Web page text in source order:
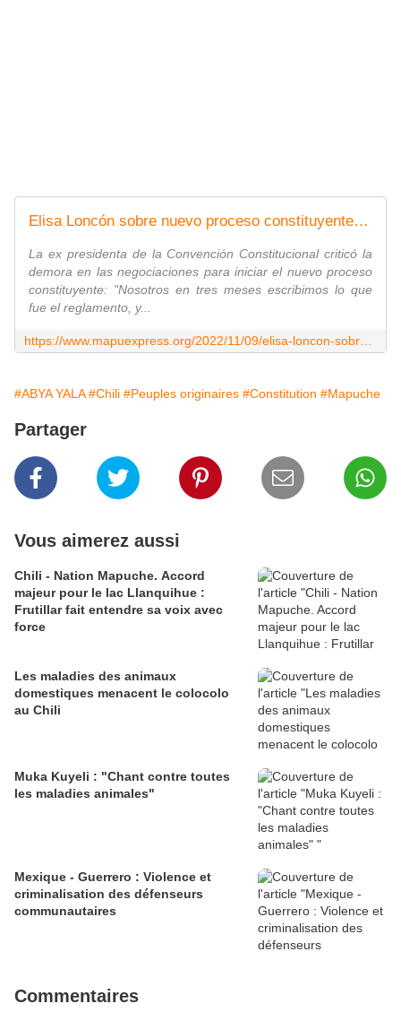
Elisa Loncón sobre nuevo proceso constituyente: "Todavía es necesario debatir la plurinacionalidad"
La ex presidenta de la Convención Constitucional criticó la
demora en las negociaciones para iniciar el nuevo proceso
constituyente: "Nosotros en tres meses escribimos lo que
fue el reglamento, y...
#ABYA YALA #Chili #Peuples originaires #Constitution #Mapuche
Partager
Vous aimerez aussi
Chili - Nation Mapuche. Accord
majeur pour le lac Llanquihue :
Frutillar fait entendre sa voix avec
force
Les maladies des animaux
domestiques menacent le colocolo
au Chili
Muka Kuyeli : "Chant contre toutes
les maladies animales"
Mexique - Guerrero : Violence et
criminalisation des défenseurs
communautaires
Commentaires